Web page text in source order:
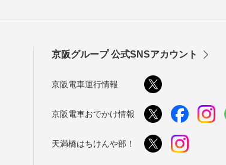
京阪グループ 公式SNSアカウント
京阪電車運行情報
京阪電車おでかけ情報
天満橋はちけんや部！